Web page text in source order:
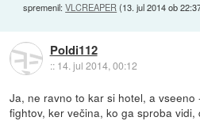
spremenil:VLCREAPER (13. jul 2014 ob
Poldi112
:: 14. jul 2014, 00:12
Ja, ne ravno to kar si hotel, a
fightov, ker večina, ko ga sproba